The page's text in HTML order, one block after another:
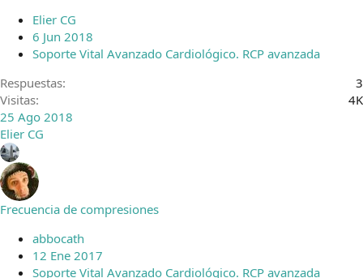
Elier CG
6 Jun 2018
Soporte Vital Avanzado Cardiológico. RCP avanzada
Respuestas
3
Visitas
4K
25 Ago 2018
Elier CG
Frecuencia de compresiones
abbocath
12 Ene 2017
Soporte Vital Avanzado Cardiológico. RCP avanzada